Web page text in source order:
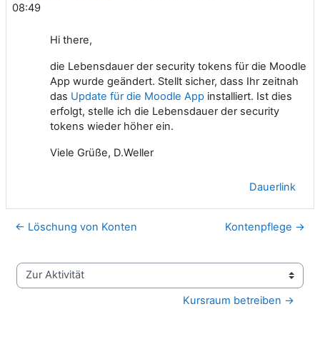
08:49
Hi there,
die Lebensdauer der security tokens für die Moodle
App wurde geändert. Stellt sicher, dass Ihr zeitnah
das Update für die Moodle App installiert. Ist dies
erfolgt, stelle ich die Lebensdauer der security
tokens wieder höher ein.
Viele Grüße, D.Weller
Dauerlink
← Löschung von Konten Kontenpflege →
Zur Aktivität
Kursraum betreiben →